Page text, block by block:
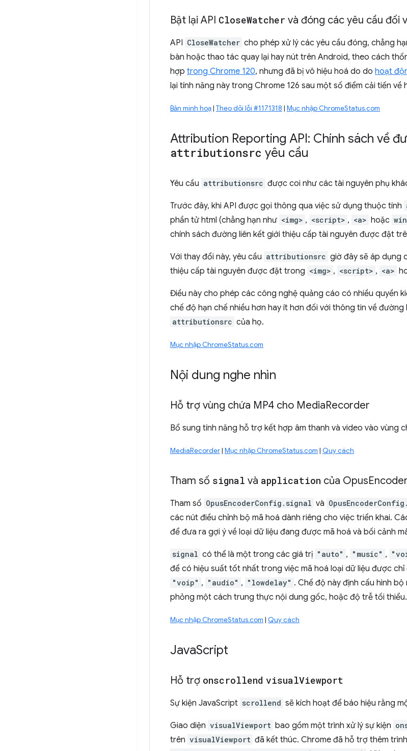
Bật lại API CloseWatcher và đóng các yêu cầu đối
API CloseWatcher cho phép xử lý các yêu cầu đóng, chẳng
bàn hoặc thao tác quay lại hay nút trên Android, theo cách
hợp trong Chrome 120, nhưng đã bị vô hiệu hoá do do hoạt
lại tính năng này trong Chrome 126 sau một số điểm cải tiến về
Bản minh hoạ| Theo dõi lỗi #1171318 | Mục nhập ChromeStatus.com
Attribution Reporting API: Chính sách về
attributionsrc yêu cầu
Yêu cầu attributionsrc được coi như các tài nguyên phụ
Trước đây, khi API được gọi thông qua việc sử dụng thuộc tính
phần tử html (chẳng hạn như <img> , <script> , <a> hoặc
chính sách đường liên kết giới thiệu cấp tài nguyên được đặt
Với thay đổi này, yêu cầu attributionsrc giờ đây sẽ áp dụng
thiệu cấp tài nguyên được đặt trong <img> , <script> , <a>
Điều này cho phép các công nghệ quảng cáo có nhiều quyền
chế độ hạn chế nhiều hơn hay ít hơn đối với thông tin về
attributionsrc của họ.
Mục nhập ChromeStatus.com
Nội dung nghe nhìn
Hỗ trợ vùng chứa MP4 cho MediaRecorder
Bổ sung tính năng hỗ trợ kết hợp âm thanh và video vào vùng
MediaRecorder| Mục nhập ChromeStatus.com | Quy cách
Tham số signal và application của OpusEncoder
Tham số OpusEncoderConfig.signal và
các nút điều chỉnh bộ mã hoá dành riêng cho việc triển khai.
để đưa ra gợi ý về loại dữ liệu đang được mã hoá và bối cảnh
signal có thể là một trong các giá trị "auto" , "music" ,
để có hiệu suất tốt nhất trong việc mã hoá loại dữ liệu được chỉ
"voip" , "audio" , "lowdelay" . Chế độ này định cấu hình
phỏng một cách trung thực nội dung gốc, hoặc độ trễ tối thiểu.
Mục nhập ChromeStatus.com | Quy cách
JavaScript
Hỗ trợ onscrollend visualViewport
Sự kiện JavaScript scrollend sẽ kích hoạt để báo hiệu rằng
Giao diện visualViewport bao gồm một trình xử lý sự kiện
trên visualViewport đã kết thúc. Chrome đã hỗ trợ thêm